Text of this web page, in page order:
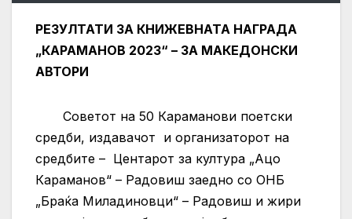
РЕЗУЛТАТИ ЗА КНИЖЕВНАТА НАГРАДА
„КАРАМАНОВ 2023“ – ЗА МАКЕДОНСКИ
АВТОРИ
Советот на 50 Караманови поетски
средби, издавачот и организаторот на
средбите – Центарот за култура „Ацо
Караманов“ – Радовиш заедно со ОНБ
„Браќа Миладиновци“ – Радовиш и жири